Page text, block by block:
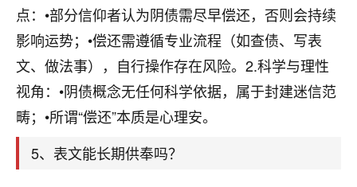
点：•部分信仰者认为阴债需尽早偿还，否则会持续
影响运势；•偿还需遵循专业流程（如查债、写表
文、做法事），自行操作存在风险。2.科学与理性
视角：•阴债概念无任何科学依据，属于封建迷信范
畴；•所谓“偿还”本质是心理安。
5、表文能长期供奉吗？
2小时前 来自海南 18
梦醒时分
我女儿高二叛逆，大半年不上学，一说她就要死要活
的，把我们两口子愁的不行，朋友给我推荐的慧来老
师，一开始我是病急乱投医，这半年来，法事一个个
做完，我女儿跟变了个人一样，不期望她能考多好的
大学，只要能安安稳稳的把书读了，身体心理都健健
康康的我就很知足了！